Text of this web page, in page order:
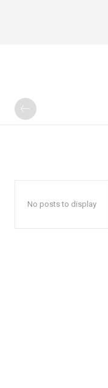
No posts to display